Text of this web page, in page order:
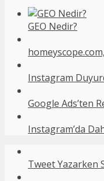
GEO Nedir?
Instagram
Google Ads’ten
Instagram’da
Tweet Yazarken